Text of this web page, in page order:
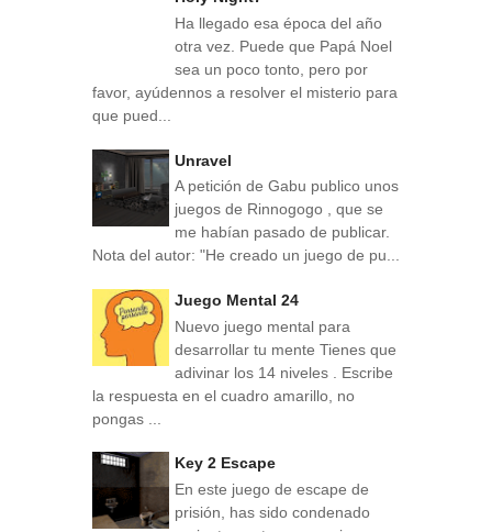
Ha llegado esa época del año
otra vez. Puede que Papá Noel
sea un poco tonto, pero por
favor, ayúdennos a resolver el misterio para
que pued...
Unravel
A petición de Gabu publico unos
juegos de Rinnogogo , que se
me habían pasado de publicar.
Nota del autor: "He creado un juego de pu...
Juego Mental 24
Nuevo juego mental para
desarrollar tu mente Tienes que
adivinar los 14 niveles . Escribe
la respuesta en el cuadro amarillo, no
pongas ...
Key 2 Escape
En este juego de escape de
prisión, has sido condenado